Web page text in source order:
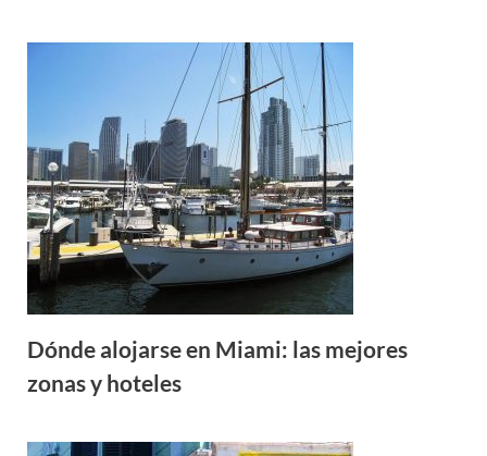
Dónde alojarse en Miami: las mejores
zonas y hoteles